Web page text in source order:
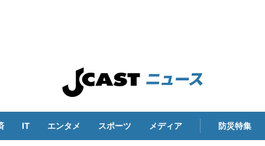
IT エンタメ スポーツ メディア 防災特集